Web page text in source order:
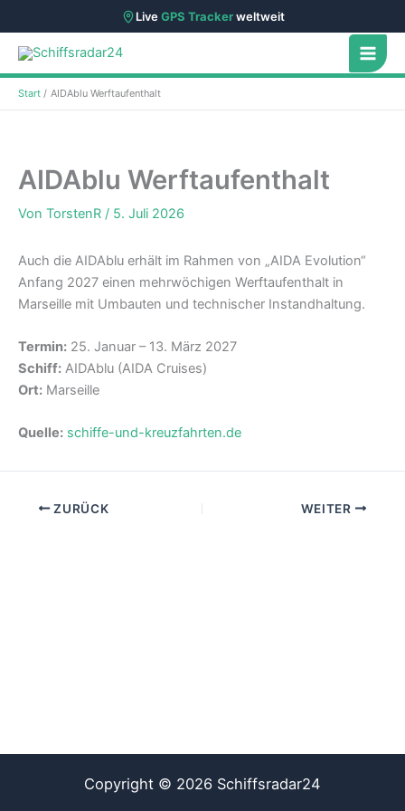
LiveGPS Trackerweltweit
Zum
Inhalt
springen
Start AIDAblu Werftaufenthalt
AIDAblu Werftaufenthalt
Von TorstenR / 5. Juli 2026
Auch die AIDAblu erhält im Rahmen von „AIDA Evolution“
Anfang 2027 einen mehrwöchigen Werftaufenthalt in
Marseille mit Umbauten und technischer Instandhaltung.
Termin: 25. Januar – 13. März 2027
Schiff: AIDAblu (AIDA Cruises)
Ort: Marseille
Quelle: schiffe-und-kreuzfahrten.de
ZURÜCK WEITER
Copyright © 2026 Schiffsradar24